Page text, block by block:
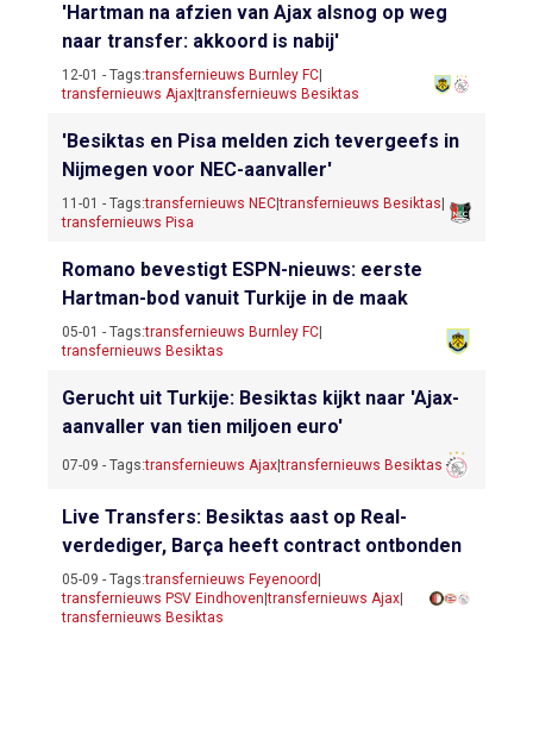
'Hartman na afzien van Ajax alsnog op weg
naar transfer: akkoord is nabij'
12-01 - Tags:transfernieuws Burnley FC
transfernieuws Ajax|transfernieuws Besiktas
'Besiktas en Pisa melden zich tevergeefs in
Nijmegen voor NEC-aanvaller'
11-01 - Tags:transfernieuws NEC|transfernieuws Besiktas
transfernieuws Pisa
Romano bevestigt ESPN-nieuws: eerste
Hartman-bod vanuit Turkije in de maak
05-01 - Tags:transfernieuws Burnley FC
transfernieuws Besiktas
Gerucht uit Turkije: Besiktas kijkt naar 'Ajax-
aanvaller van tien miljoen euro'
07-09 - Tags:transfernieuws Ajax|transfernieuws Besiktas
Live Transfers: Besiktas aast op Real-
verdediger, Barça heeft contract ontbonden
05-09 - Tags:transfernieuws Feyenoord
transfernieuws PSV Eindhoven |transfernieuws Ajax
transfernieuws Besiktas